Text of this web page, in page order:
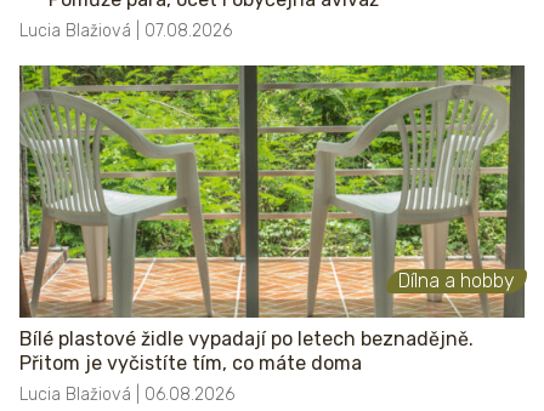
Lucia Blažiová | 07.08.2026
Dílna a hobby
Bílé plastové židle vypadají po letech beznadějně.
Přitom je vyčistíte tím, co máte doma
Lucia Blažiová | 06.08.2026